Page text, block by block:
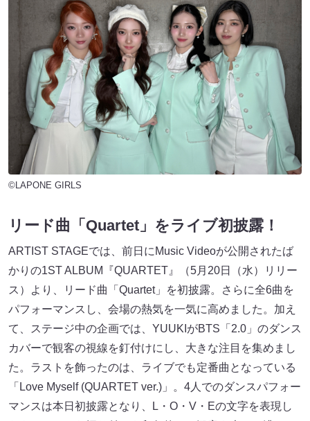
©LAPONE GIRLS
リード曲「Quartet」をライブ初披露！
ARTIST STAGEでは、前日にMusic Videoが公開されたば
かりの1ST ALBUM『QUARTET』（5月20日（水）リリー
ス）より、リード曲「Quartet」を初披露。さらに全6曲を
パフォーマンスし、会場の熱気を一気に高めました。加え
て、ステージ中の企画では、YUUKIがBTS「2.0」のダンス
カバーで観客の視線を釘付けにし、大きな注目を集めまし
た。ラストを飾ったのは、ライブでも定番曲となっている
「Love Myself (QUARTET ver.)」。4人でのダンスパフォー
マンスは本日初披露となり、L・O・V・Eの文字を表現し